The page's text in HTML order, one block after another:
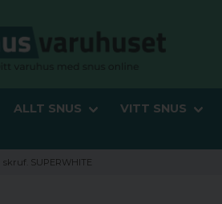
ALLT SNUS VITT SNUS
skruf. SUPERWHITE